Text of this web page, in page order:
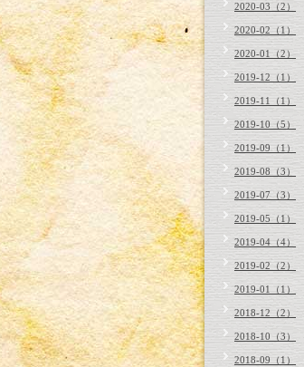
2020-03（2）
2020-02（1）
2020-01（2）
2019-12（1）
2019-11（1）
2019-10（5）
2019-09（1）
2019-08（3）
2019-07（3）
2019-05（1）
2019-04（4）
2019-02（2）
2019-01（1）
2018-12（2）
2018-10（3）
2018-09（1）